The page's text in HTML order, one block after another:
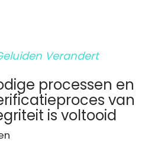
Verandert
processen en
van
is voltooid